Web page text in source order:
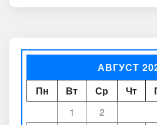
АВГУСТ
Пн
Вт Ср Чт
1
2